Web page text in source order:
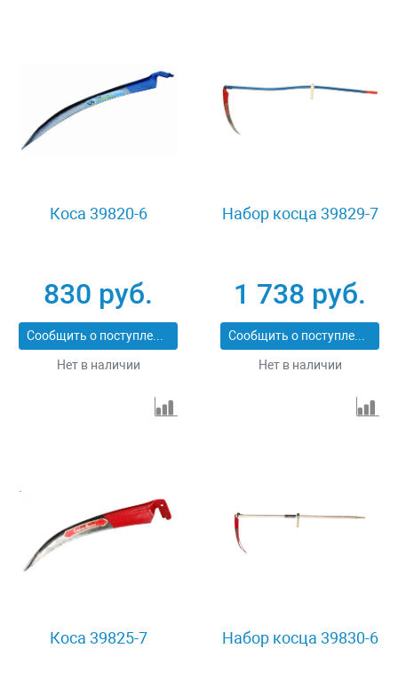
Коса 39820-6
830 руб.
Сообщить о поступлении
Нет в наличии
Набор косца 39829-7
1 738 руб.
Сообщить о поступлении
Нет в наличии
Коса 39825-7 Набор косца 39830-6